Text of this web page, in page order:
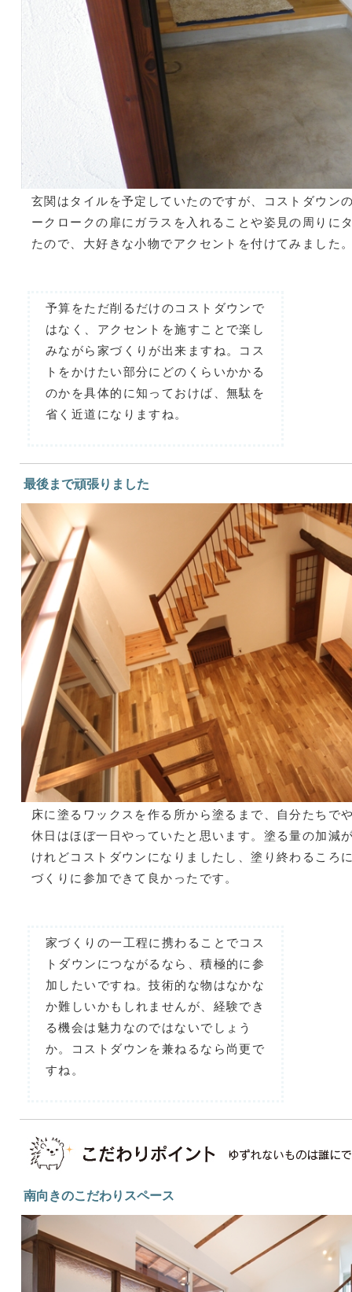
玄関はタイルを予定していたのですが、コストダウン
ークロークの扉にガラスを入れることや姿見の周りに
たので、大好きな小物でアクセントを付けてみました
予算をただ削るだけのコストダウンで
はなく、アクセントを施すことで楽し
みながら家づくりが出来ますね。コス
トをかけたい部分にどのくらいかかる
のかを具体的に知っておけば、無駄を
省く近道になりますね。
最後まで頑張りました
床に塗るワックスを作る所から塗るまで、自分たちで
休日はほぼ一日やっていたと思います。塗る量の加減
けれどコストダウンになりましたし、塗り終わるころ
づくりに参加できて良かったです。
家づくりの一工程に携わることでコス
トダウンにつながるなら、積極的に参
加したいですね。技術的な物はなかな
か難しいかもしれませんが、経験でき
る機会は魅力なのではないでしょう
か。コストダウンを兼ねるなら尚更で
すね。
南向きのこだわりスペース